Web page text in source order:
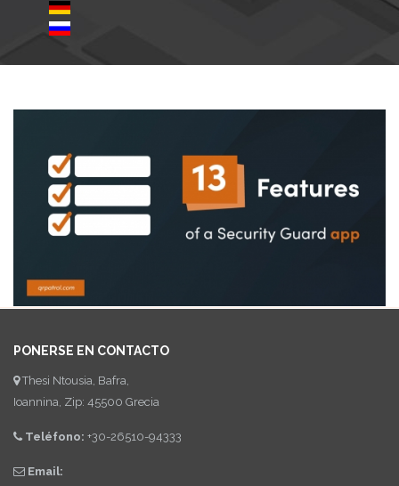
PONERSE EN CONTACTO
Thesi Ntousia, Bafra,
Ioannina, Zip: 45500 Grecia
Teléfono: +30-26510-94333
Email: